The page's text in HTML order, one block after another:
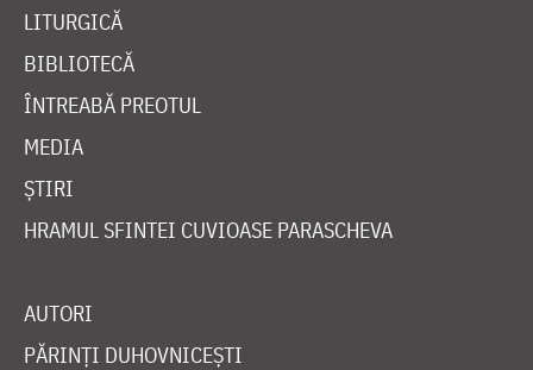
LITURGICĂ
BIBLIOTECĂ
ÎNTREABĂ PREOTUL
MEDIA
ȘTIRI
HRAMUL SFINTEI CUVIOASE PARASCHEVA
AUTORI
PĂRINȚI DUHOVNICEȘTI